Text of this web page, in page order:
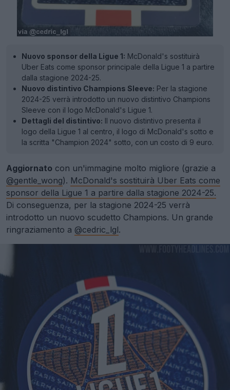
Nuovo sponsor della Ligue 1: McDonald's sostituirà
Uber Eats come sponsor principale della Ligue 1 a partire
dalla stagione 2024-25.
Nuovo distintivo Champions Sleeve: Per la stagione
2024-25 verrà introdotto un nuovo distintivo Champions
Sleeve con il logo McDonald's Ligue 1.
Dettagli del distintivo: Il nuovo distintivo presenta il
logo della Ligue 1 al centro, il logo di McDonald's sotto e
la scritta "Champion 2024" sotto, con un costo di 9 euro.
Aggiornato con un'immagine molto migliore (grazie a
@gentle_wong). McDonald's sostituirà Uber Eats come
sponsor della Ligue 1 a partire dalla stagione 2024-25.
Di conseguenza, per la stagione 2024-25 verrà
introdotto un nuovo scudetto Champions. Un grande
ringraziamento a @cedric_lgl.